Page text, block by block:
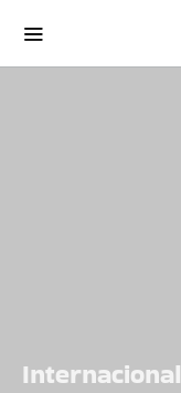
Internacional